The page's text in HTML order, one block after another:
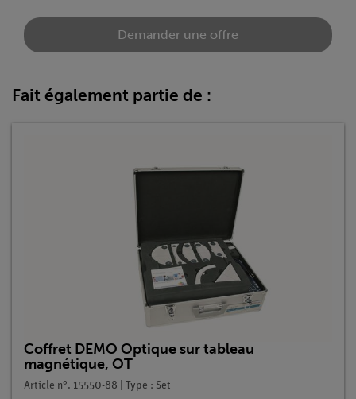
Demander une offre
Fait également partie de :
Coffret DEMO Optique sur tableau
magnétique, OT
Article n°. 15550-88 | Type : Set